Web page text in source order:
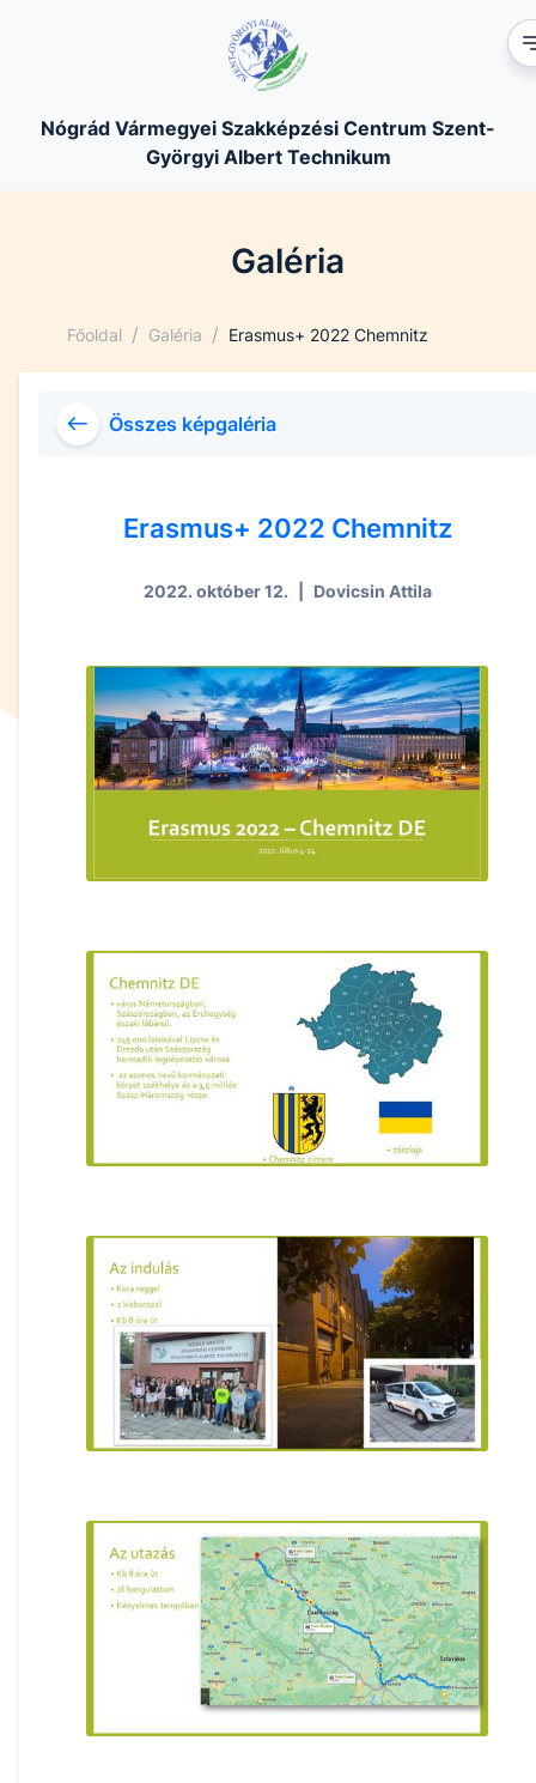
Nógrád Vármegyei Szakképzési Centrum Szent-
Györgyi Albert Technikum
Galéria
Főoldal / Galéria / Erasmus+ 2022 Chemnitz
Összes képgaléria
Erasmus+ 2022 Chemnitz
2022. október 12. Dovicsin Attila